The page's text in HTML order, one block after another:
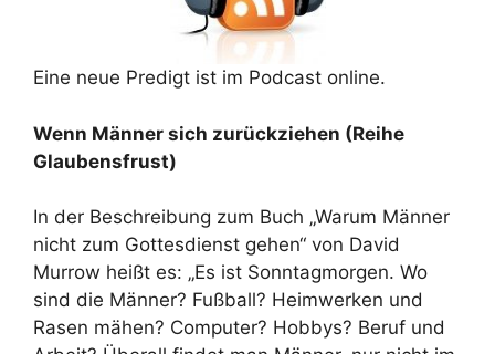
Eine neue Predigt ist im Podcast online.
Wenn Männer sich zurückziehen (Reihe
Glaubensfrust)
In der Beschreibung zum Buch „Warum Männer
nicht zum Gottesdienst gehen“ von David
Murrow heißt es: „Es ist Sonntagmorgen. Wo
sind die Männer? Fußball? Heimwerken und
Rasen mähen? Computer? Hobbys? Beruf und